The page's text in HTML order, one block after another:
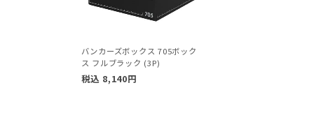
バンカーズボックス 705ボック
ス フルブラック (3P)
税込 8,140円